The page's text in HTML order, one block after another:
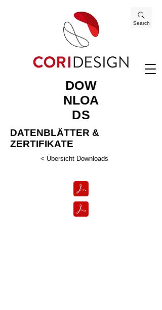
Search
DOW
NLOA
DS
DATENBLÄTTER &
ZERTIFIKATE
< Übersicht Downloads